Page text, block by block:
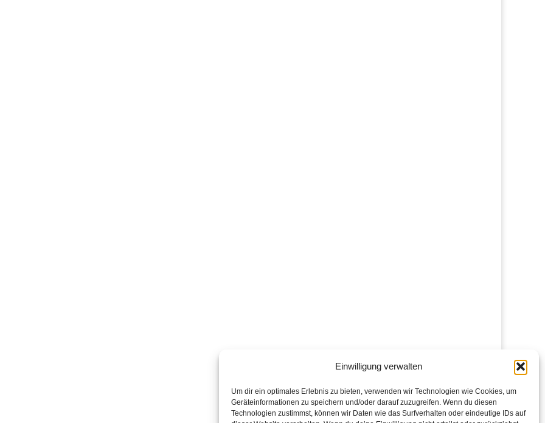
Einwilligung verwalten
Um dir ein optimales Erlebnis zu bieten, verwenden wir Technologien wie Cookies, um
Geräteinformationen zu speichern und/oder darauf zuzugreifen. Wenn du diesen
Technologien zustimmst, können wir Daten wie das Surfverhalten oder eindeutige IDs auf